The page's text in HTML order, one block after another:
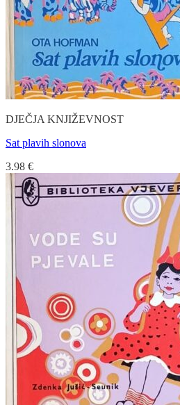
DJEČJA KNJIŽEVNOST
Sat plavih slonova
3.98 €